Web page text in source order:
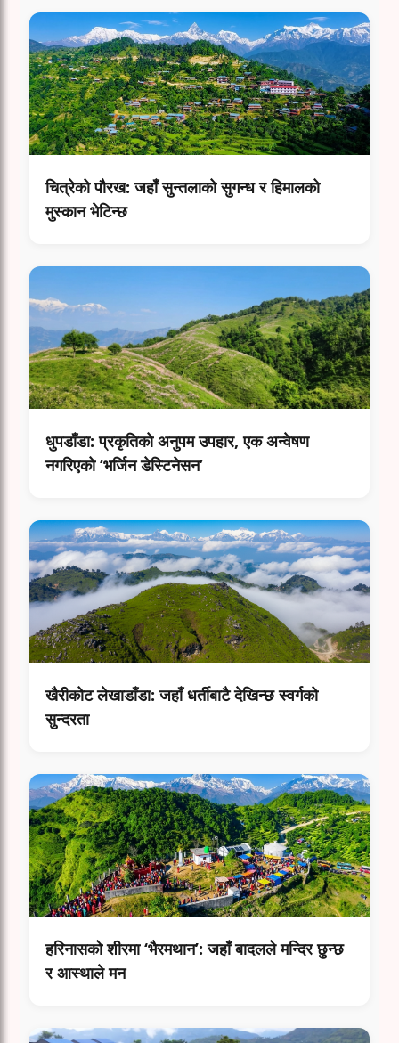
चित्रेको पौरख: जहाँ सुन्तलाको सुगन्ध र हिमालको
मुस्कान भेटिन्छ
धुपडाँडा: प्रकृतिको अनुपम उपहार, एक अन्वेषण
नगरिएको ‘भर्जिन डेस्टिनेसन’
खैरीकोट लेखाडाँडा: जहाँ धर्तीबाटै देखिन्छ स्वर्गको
सुन्दरता
हरिनासको शीरमा ‘भैरमथान’: जहाँ बादलले मन्दिर छुन्छ
र आस्थाले मन